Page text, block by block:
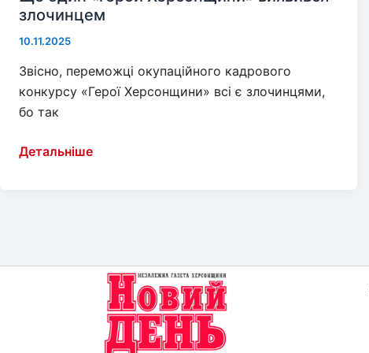
злочинцем
10.11.2025
Звісно, переможці окупаційного кадрового
конкурсу «Герої Херсонщини» всі є злочинцями,
бо так
Ще
Детальніше